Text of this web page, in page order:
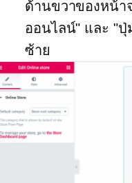
ด้านขวาของหน้า
ออนไลน์" และ "
ซ้าย